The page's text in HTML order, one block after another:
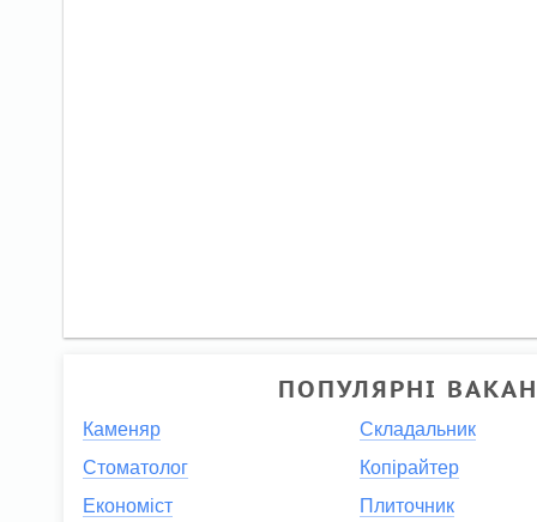
ПОПУЛЯРНІ
Каменяр Складальник
Стоматолог
Копірайтер
Економіст
Плиточник